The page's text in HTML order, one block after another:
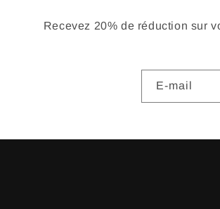
Recevez 20% de réduction sur
E-mail